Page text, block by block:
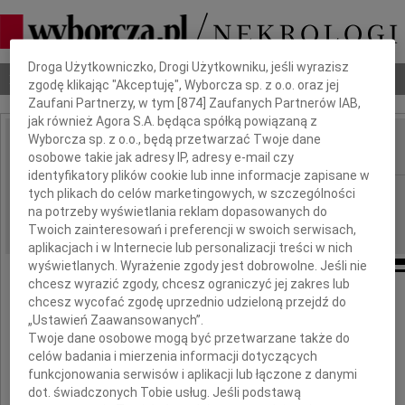
Nekrologi Odeszli Poradnik pogrzebowy
IMIĘ I NAZWISKO:
REGION: Łódź
DATA EMISJI: 15.10.2009
Koleżance
Iwonie Owczarek
wyrazy głębokiego współczucia
Dbamy o Twoją prywatność
Droga Użytkowniczko, Drogi Użytkowniku, jeśli wyrazisz
zgodę klikając "Akceptuję", Wyborcza sp. z o.o. oraz jej
Zaufani Partnerzy, w tym [874 ] Zaufanych Partnerów IAB,
jak również Agora S.A. będąca spółką powiązaną z
Wyborcza sp. z o.o., będą przetwarzać Twoje dane
osobowe takie jak adresy IP, adresy e-mail czy
identyfikatory plików cookie lub inne informacje zapisane w
tych plikach do celów marketingowych, w szczególności
na potrzeby wyświetlania reklam dopasowanych do
Twoich zainteresowań i preferencji w swoich serwisach,
aplikacjach i w Internecie lub personalizacji treści w nich
wyświetlanych. Wyrażenie zgody jest dobrowolne. Jeśli nie
chcesz wyrazić zgody, chcesz ograniczyć jej zakres lub
chcesz wycofać zgodę uprzednio udzieloną przejdź do
„Ustawień Zaawansowanych”.
Twoje dane osobowe mogą być przetwarzane także do
celów badania i mierzenia informacji dotyczących
funkcjonowania serwisów i aplikacji lub łączone z danymi
dot. świadczonych Tobie usług. Jeśli podstawą